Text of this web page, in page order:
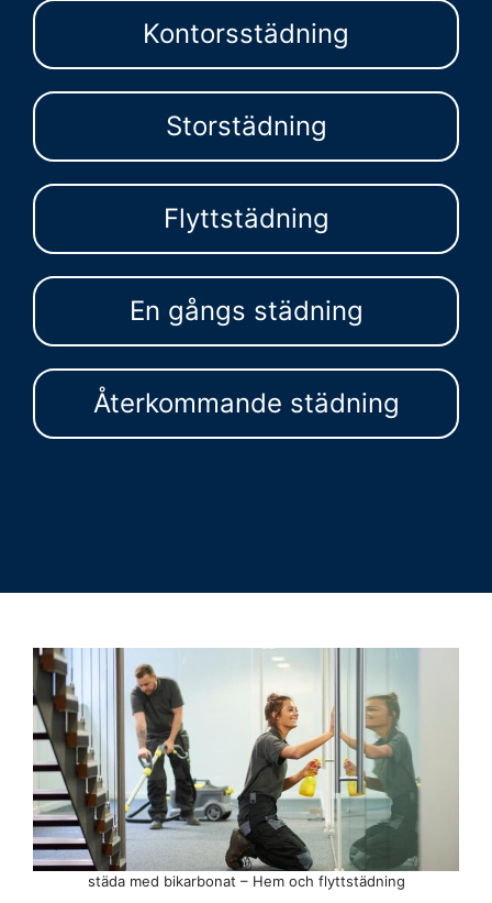
Kontorsstädning
Storstädning
Flyttstädning
En gångs städning
Återkommande städning
städa med bikarbonat – Hem och flyttstädning